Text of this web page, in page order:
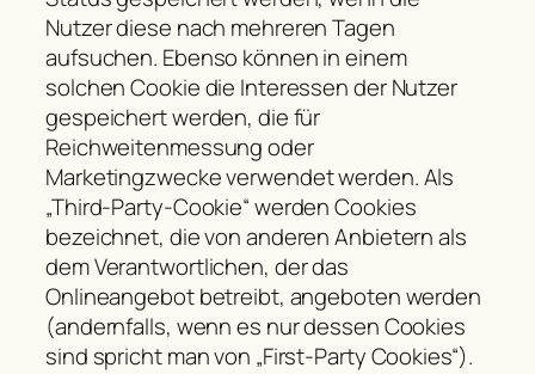
Nutzer diese nach mehreren Tagen
aufsuchen. Ebenso können in einem
solchen Cookie die Interessen der Nutzer
gespeichert werden, die für
Reichweitenmessung oder
Marketingzwecke verwendet werden. Als
„Third-Party-Cookie“ werden Cookies
bezeichnet, die von anderen Anbietern als
dem Verantwortlichen, der das
Onlineangebot betreibt, angeboten werden
(andernfalls, wenn es nur dessen Cookies
sind spricht man von „First-Party Cookies“).